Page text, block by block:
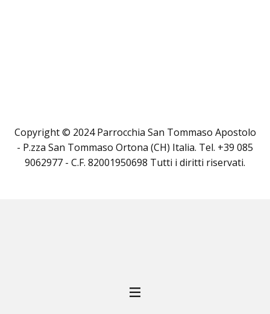
Copyright © 2024 Parrocchia San Tommaso Apostolo
- P.zza San Tommaso Ortona (CH) Italia. Tel. +39 085
9062977 - C.F. 82001950698 Tutti i diritti riservati.